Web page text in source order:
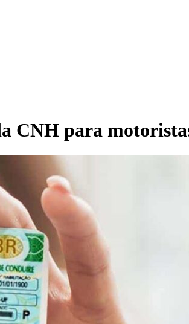
CNH para